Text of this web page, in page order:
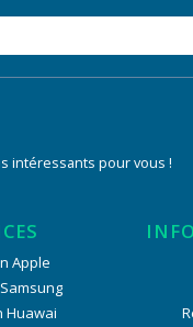
intéressants pour vous !
Apple
Huawai